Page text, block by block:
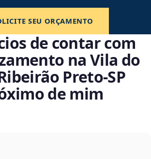
SEU ORÇAMENTO
de contar com
na Vila do
Preto‑SP
de mim